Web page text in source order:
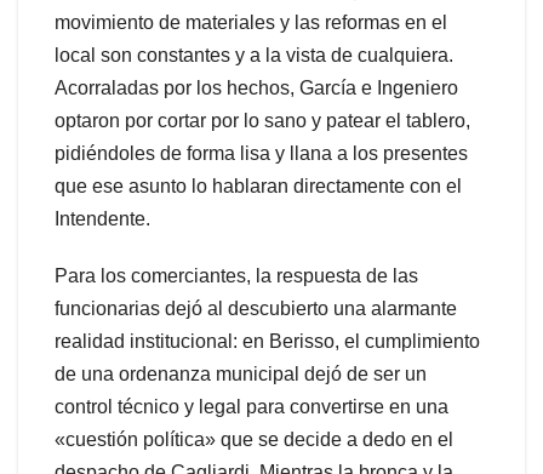
movimiento de materiales y las reformas en el
local son constantes y a la vista de cualquiera.
Acorraladas por los hechos, García e Ingeniero
optaron por cortar por lo sano y patear el tablero,
pidiéndoles de forma lisa y llana a los presentes
que ese asunto lo hablaran directamente con el
Intendente.
Para los comerciantes, la respuesta de las
funcionarias dejó al descubierto una alarmante
realidad institucional: en Berisso, el cumplimiento
de una ordenanza municipal dejó de ser un
control técnico y legal para convertirse en una
«cuestión política» que se decide a dedo en el